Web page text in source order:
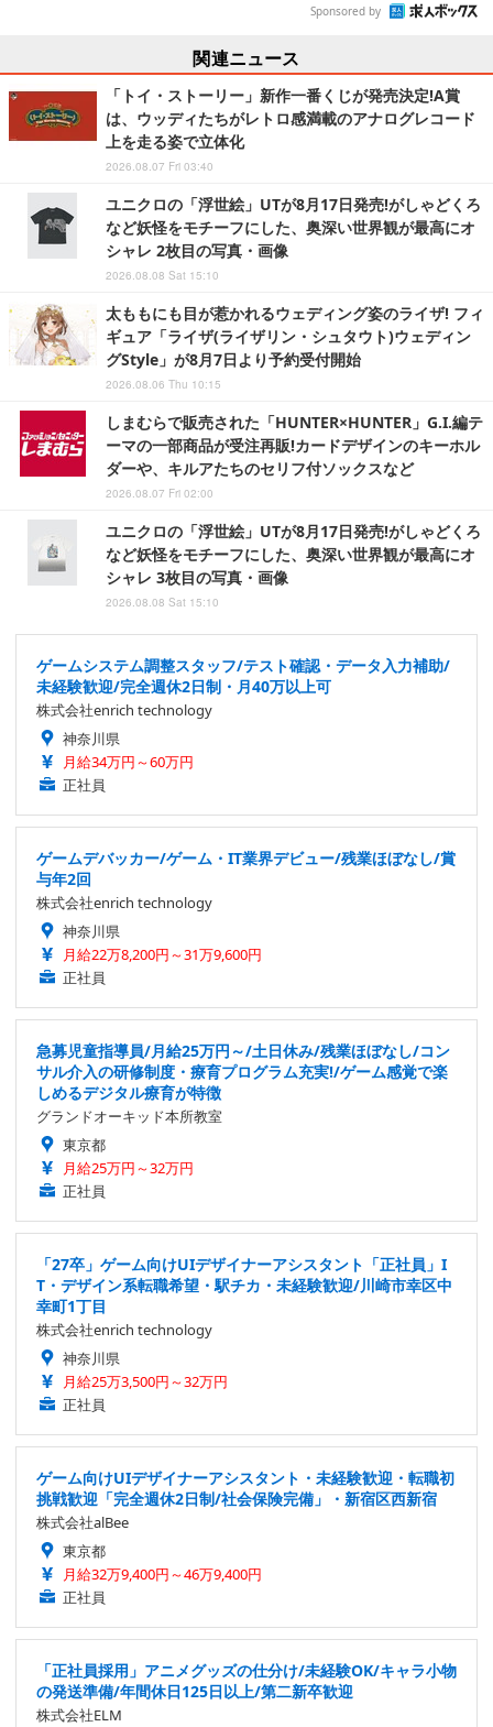
Sponsored by
関連ニュース
「トイ・ストーリー」新作一番くじが発売決定!A賞
は、ウッディたちがレトロ感満載のアナログレコード
上を走る姿で立体化
2026.08.07 Fri 03:40
ユニクロの「浮世絵」UTが8月17日発売!がしゃどくろ
など妖怪をモチーフにした、奥深い世界観が最高にオ
シャレ 2枚目の写真・画像
2026.08.08 Sat 15:10
太ももにも目が惹かれるウェディング姿のライザ! フィ
ギュア「ライザ(ライザリン・シュタウト)ウェディン
グStyle」が8月7日より予約受付開始
2026.08.06 Thu 10:15
しまむらで販売された「HUNTER×HUNTER」G.I.編テ
ーマの一部商品が受注再販!カードデザインのキーホル
ダーや、キルアたちのセリフ付ソックスなど
2026.08.07 Fri 02:00
ユニクロの「浮世絵」UTが8月17日発売!がしゃどくろ
など妖怪をモチーフにした、奥深い世界観が最高にオ
シャレ 3枚目の写真・画像
2026.08.08 Sat 15:10
ゲームシステム調整スタッフ/テスト確認・データ入力補助/
未経験歓迎/完全週休2日制・月40万以上可
株式会社enrich technology
神奈川県
月給34万円～60万円
正社員
ゲームデバッカー/ゲーム・IT業界デビュー/残業ほぼなし/賞
与年2回
株式会社enrich technology
神奈川県
月給22万8,200円～31万9,600円
正社員
急募児童指導員/月給25万円～/土日休み/残業ほぼなし/コン
サル介入の研修制度・療育プログラム充実!/ゲーム感覚で楽
しめるデジタル療育が特徴
グランドオーキッド本所教室
東京都
月給25万円～32万円
正社員
「27卒」ゲーム向けUIデザイナーアシスタント「正社員」I
T・デザイン系転職希望・駅チカ・未経験歓迎/川崎市幸区中
幸町1丁目
株式会社enrich technology
神奈川県
月給25万3,500円～32万円
正社員
ゲーム向けUIデザイナーアシスタント・未経験歓迎・転職初
挑戦歓迎「完全週休2日制/社会保険完備」・新宿区西新宿
株式会社alBee
東京都
月給32万9,400円～46万9,400円
正社員
「正社員採用」アニメグッズの仕分け/未経験OK/キャラ小物
の発送準備/年間休日125日以上/第二新卒歓迎
株式会社ELM